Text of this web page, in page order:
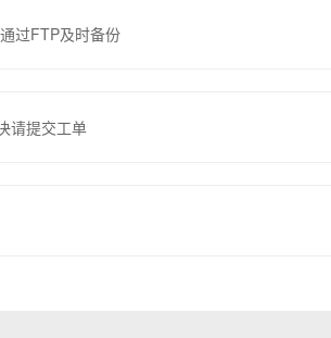
过FTP及时备份
请提交工单